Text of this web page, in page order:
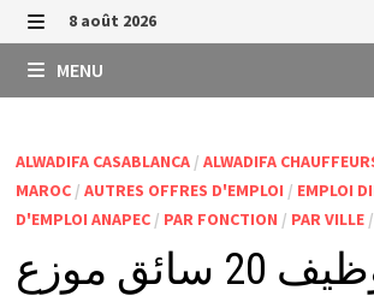
Passer
au
contenu
MENU
8 août 2026
MENU
ALWADIFA CASABLANCA/ ALWADIFA
MAROC/ AUTRES OFFRES D'EMPLOI / EMPLOI
D'EMPLOI ANAPEC/ PAR FONCTION / PAR VILLE/
انابيك توظيف 20 سائق موزع